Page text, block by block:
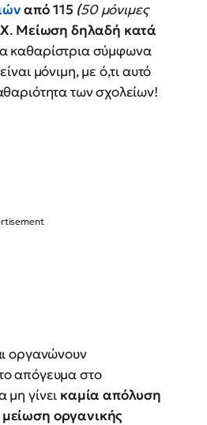
από115 (50 μόνιμες
. Μείωση δηλαδή κατά
καθαρίστρια σύμφωνα
μόνιμη, με ό,τι αυτό
των σχολείων!
οργανώνουν
απόγευμα στο
μη γίνει καμία απόλυση
οργανικής